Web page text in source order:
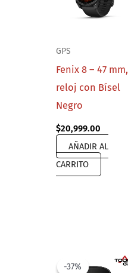
GPS
Fenix 8 – 47 mm,
reloj con Bísel
Negro
$20,999.00
AÑADIR AL
CARRITO
-37%
-37%